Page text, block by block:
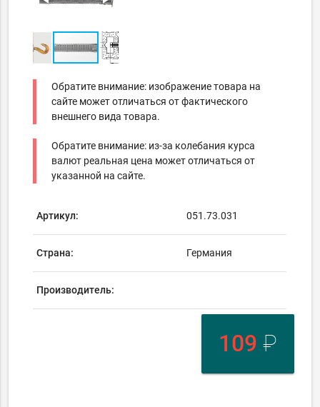
Обратите внимание: изображение товара на
сайте может отличаться от фактического
внешнего вида товара.
Обратите внимание: из-за колебания курса
валют реальная цена может отличаться от
указанной на сайте.
Артикул: 051.73.031
Страна: Германия
Производитель:
109 ₽